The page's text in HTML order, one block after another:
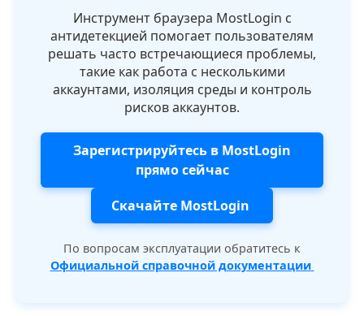
Инструмент браузера MostLogin с
антидетекцией помогает пользователям
решать часто встречающиеся проблемы,
такие как работа с несколькими
аккаунтами, изоляция среды и контроль
рисков аккаунтов.
Зарегистрируйтесь в MostLogin
прямо сейчас
Скачайте MostLogin
По вопросам эксплуатации обратитесь к
Официальной справочной документации